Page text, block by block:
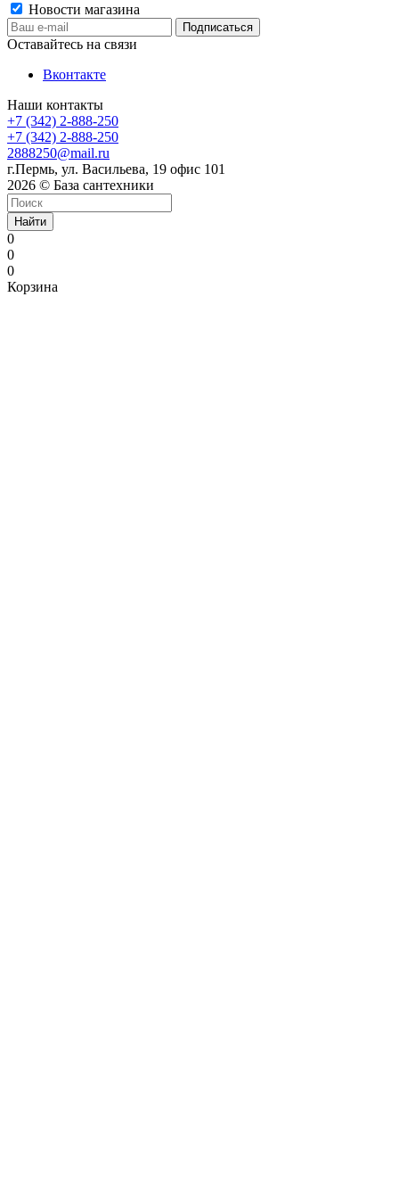
Новости магазина
Оставайтесь на связи
Вконтакте
Наши контакты
+7 (342) 2-888-250
+7 (342) 2-888-250
2888250@mail.ru
г.Пермь, ул. Васильева, 19 офис 101
2026 © База сантехники
Найти
0
0
0
Корзина